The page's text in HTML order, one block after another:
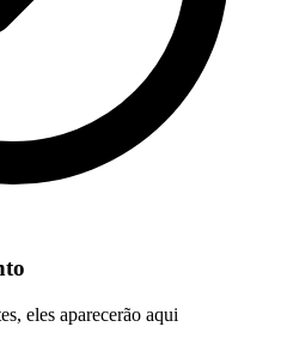
eles aparecerão aqui